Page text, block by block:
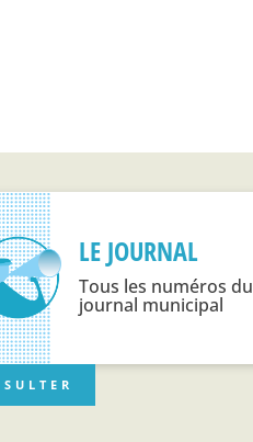
LE JOURNAL
Tous les numéros du
journal municipal